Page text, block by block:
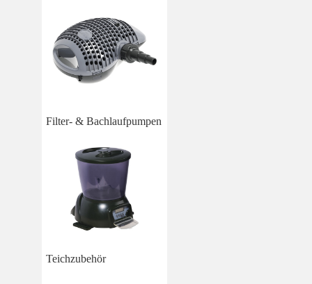
Filter- & Bachlaufpumpen
Teichzubehör